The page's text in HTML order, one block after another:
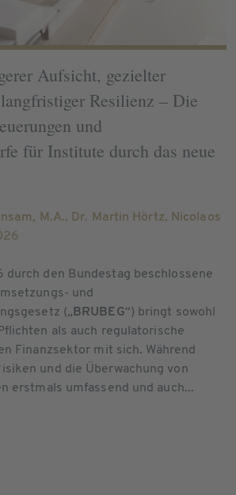
Aufsicht, gezielter
Resilienz – Die
und
für Institute durch das neue
M.A., Dr. Martin Hörtz, Nicolaos
durch den Bundestag beschlossene
und
(„ BRUBEG“) bringt sowohl
als auch regulatorische
Finanzsektor mit sich. Während
und die Überwachung von
erstmals umfassend und auch...